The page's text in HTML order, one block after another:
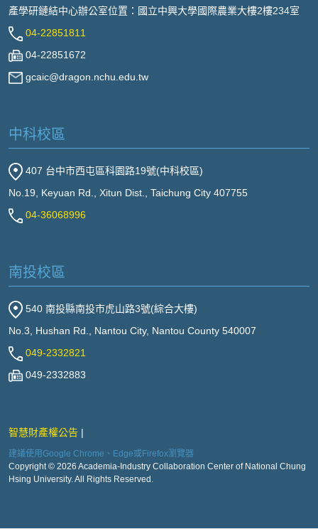
產學研鏈結中心辦公室位置：國立中興大學國際農業大樓2樓234室
04-22851811
04-22851672
gcaic@dragon.nchu.edu.tw
中科校區
407 台中市西屯區科園路19號(中科校區)
No.19, Keyuan Rd., Xitun Dist., Taichung City 407755
04-36068996
南投校區
540 南投縣南投市虎山路3號(綜合大樓)
No.3, Hushan Rd., Nantou City, Nantou County 540007
049-2332821
049-2332883
智慧財產權公告
建議使用Google Chrome、Edge或Firefox瀏覽器
Copyright © 2026 Academia-Industry Collaboration Center of National Chung
Hsing University. All Rights Reserved.